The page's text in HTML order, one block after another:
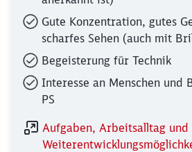
Gute Konzentration, gutes
scharfes Sehen (auch mit
Begeisterung für Technik
Interesse an Menschen und
PS
Aufgaben, Arbeitsalltag und